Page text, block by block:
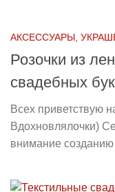
АКСЕССУАРЫ,
Розочки из
свадебных
Всех приветствую
Вдохновлялочки)
внимание созданию